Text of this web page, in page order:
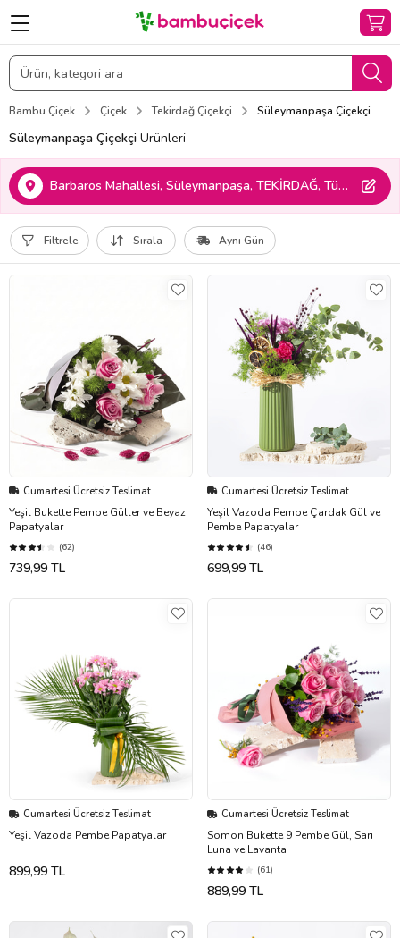
Bambu Çiçek Çiçek Tekirdağ Çiçekçi Süleymanpaşa Çiçekçi
Süleymanpaşa Çiçekçi Ürünleri
Barbaros Mahallesi, Süleymanpaşa, TEKİRDAĞ, Türkiye
Filtrele Sırala Aynı Gün
Cumartesi Ücretsiz Teslimat
Yeşil Bukette Pembe Güller ve Beyaz
Papatyalar
(62)
739,99 TL
Cumartesi Ücretsiz Teslimat
Yeşil Vazoda Pembe Çardak Gül ve
Pembe Papatyalar
(46)
699,99 TL
Cumartesi Ücretsiz Teslimat
Yeşil Vazoda Pembe Papatyalar
899,99 TL
Cumartesi Ücretsiz Teslimat
Somon Bukette 9 Pembe Gül, Sarı
Luna ve Lavanta
(61)
889,99 TL